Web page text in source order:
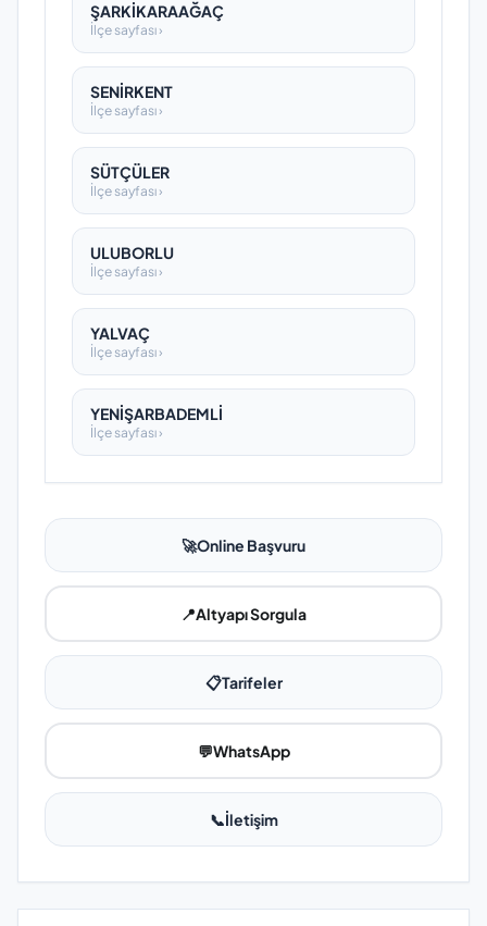
ŞARKİKARAAĞAÇ
İlçe sayfası ›
SENİRKENT
İlçe sayfası ›
SÜTÇÜLER
İlçe sayfası ›
ULUBORLU
İlçe sayfası ›
YALVAÇ
İlçe sayfası ›
YENİŞARBADEMLİ
İlçe sayfası ›
🚀Online Başvuru
📍Altyapı Sorgula
📋Tarifeler
💬WhatsApp
📞İletişim